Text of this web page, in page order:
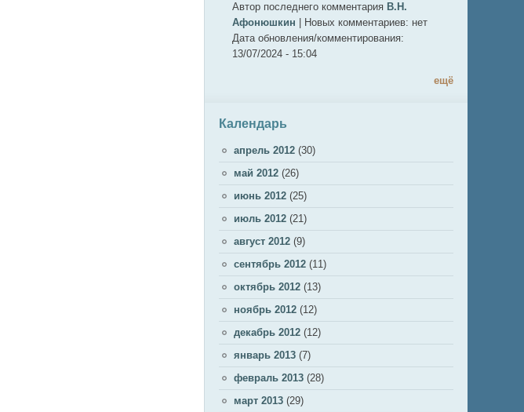
Автор последнего комментария В.Н.
Афонюшкин
Новых комментариев: нет
Дата обновления/комментирования:
13/07/2024 - 15:04
ещё
Календарь
апрель 2012 (30)
май 2012 (26)
июнь 2012 (25)
июль 2012 (21)
август 2012 (9)
сентябрь 2012 (11)
октябрь 2012 (13)
ноябрь 2012 (12)
декабрь 2012 (12)
январь 2013 (7)
февраль 2013 (28)
март 2013 (29)